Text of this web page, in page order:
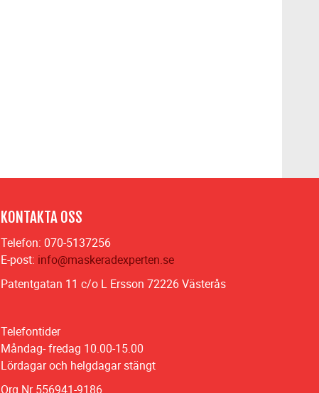
KONTAKTA OSS
Telefon: 070-5137256
E-post: info@maskeradexperten.se
Patentgatan 11 c/o L Ersson 72226 Västerås
Telefontider
Måndag- fredag 10.00-15.00
Lördagar och helgdagar stängt
Org Nr 556941-9186